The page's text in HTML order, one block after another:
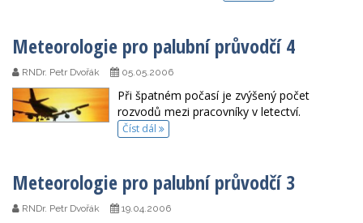
Meteorologie pro palubní průvodčí 4
RNDr. Petr Dvořák 05.05.2006
Při špatném počasí je zvýšený počet
rozvodů mezi pracovníky v letectví.
Číst dál
Meteorologie pro palubní průvodčí 3
RNDr. Petr Dvořák 19.04.2006